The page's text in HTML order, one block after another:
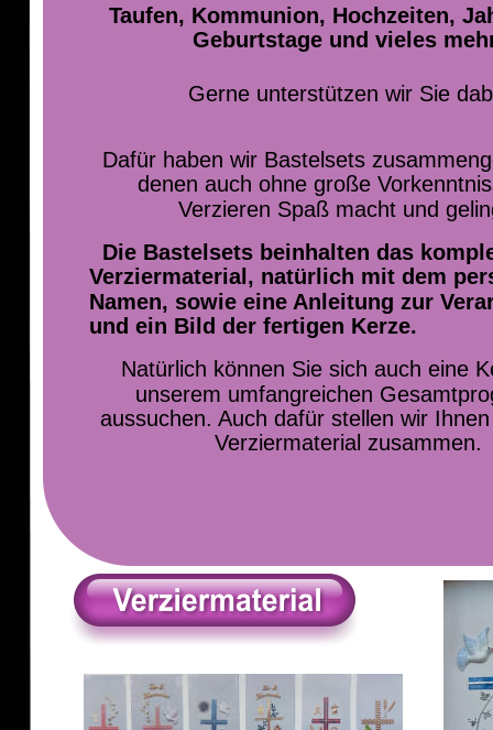
Taufen, Kommunion, Hochzeiten,
Geburtstage und vieles
Gerne unterstützen wir Sie
Dafür haben wir Bastelsets
denen auch ohne große
Verzieren Spaß macht und
Die Bastelsets beinhalten das
Verziermaterial, natürlich mit dem
Namen, sowie eine Anleitung zur
und ein Bild der fertigen Kerze.
Natürlich können Sie sich auch eine
unserem umfangreichen
aussuchen. Auch dafür stellen wir
Verziermaterial zusammen.